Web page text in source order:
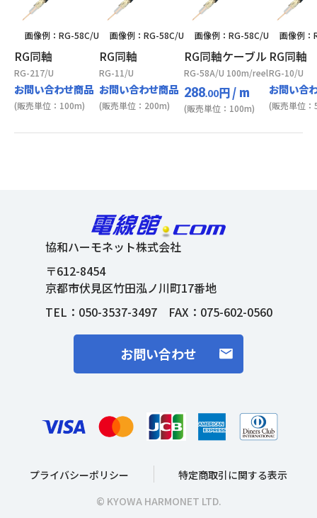
画像例：RG-58C/U
RG同軸
RG-217/U
お問い合わせ商品
(販売単位：100m)
画像例：RG-58C/U
RG同軸
RG-11/U
お問い合わせ商品
(販売単位：200m)
画像例：RG-58C/U
RG同軸ケーブル
RG-58A/U 100m/reel
288.00円/ m
(販売単位：100m)
画像例：
RG同軸
RG-10/U
お問い合
(販売単位
協和ハーモネット株式会社
〒612-8454
京都市伏見区竹田泓ノ川町17番地
TEL： 050-3537-3497FAX：075-602-0560
お問い合わせ
プライバシーポリシー
特定商取引に関する表示
© KYOWA HARMONET LTD.